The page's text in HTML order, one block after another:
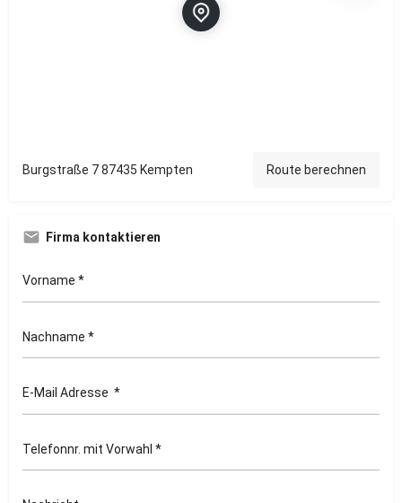
Burgstraße 7 87435 Kempten Route berechnen
Firma kontaktieren